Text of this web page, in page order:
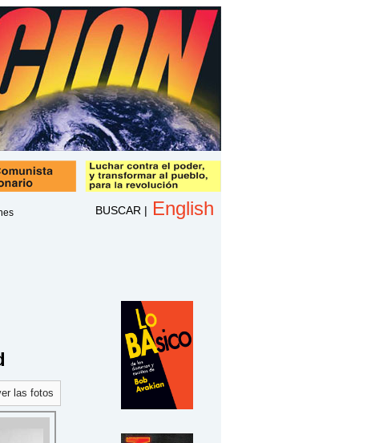
English
BUSCAR |
las fotos